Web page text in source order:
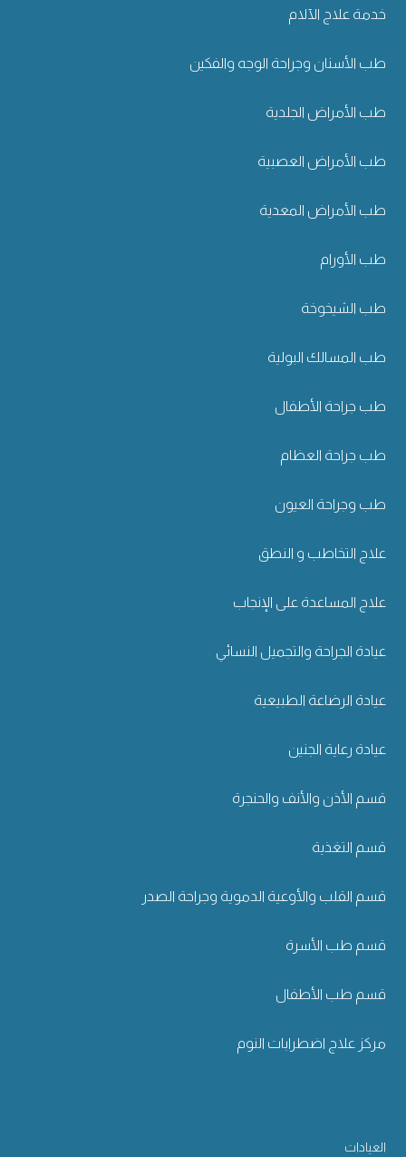
خدمة علاج الآلام
طب الأسنان وجراحة الوجه والفكين
طب الأمراض الجلدية
طب الأمراض العصبية
طب الأمراض المعدية
طب الأورام
طب الشيخوخة
طب المسالك البولية
طب جراحة الأطفال
طب جراحة العظام
طب وجراحة العيون
علاج التخاطب و النطق
علاج المساعدة على الإنجاب
عيادة الجراحة والتجميل النسائي
عيادة الرضاعة الطبيعية
عيادة رعاية الجنين
قسم الأذن والأنف والحنجرة
قسم التغذية
قسم القلب والأوعية الدموية وجراحة الصدر
قسم طب الأسرة
قسم طب الأطفال
مركز علاج اضطرابات النوم
العيادات